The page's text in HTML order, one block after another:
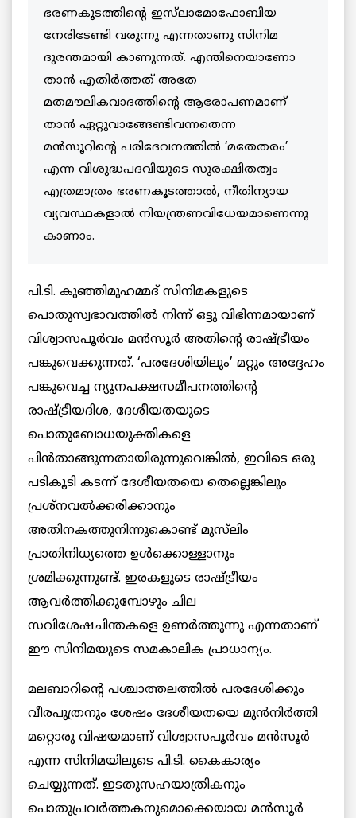
ഭരണകൂടത്തിന്‍റെ ഇസ്‌ലാമോഫോബിയ
നേരിടേണ്ടി വരുന്നു എന്നതാണു സിനിമ
ദുരന്തമായി കാണുന്നത്. എന്തിനെയാണോ
താന്‍ എതിര്‍ത്തത് അതേ
മതമൗലികവാദത്തിന്‍റെ ആരോപണമാണ്
താന്‍ ഏറ്റുവാങ്ങേണ്ടിവന്നതെന്ന
മന്‍സൂറിന്‍റെ പരിദേവനത്തില്‍ ‘മതേതരം’
എന്ന വിശുദ്ധപദവിയുടെ സുരക്ഷിതത്വം
എത്രമാത്രം ഭരണകൂടത്താല്‍, നീതിന്യായ
വ്യവസ്ഥകളാല്‍ നിയന്ത്രണവിധേയമാണെന്നു
കാണാം.
പി.ടി. കുഞ്ഞിമുഹമ്മദ് സിനിമകളുടെ
പൊതുസ്വഭാവത്തിൽ നിന്ന് ഒട്ടു വിഭിന്നമായാണ്
വിശ്വാസപൂർവം മൻസൂർ അതിന്റെ രാഷ്ട്രീയം
പങ്കുവെക്കുന്നത്. ‘പരദേശിയിലും’ മറ്റും അദ്ദേഹം
പങ്കുവെച്ച ന്യൂനപക്ഷസമീപനത്തിന്റെ
രാഷ്ട്രീയദിശ, ദേശീയതയുടെ
പൊതുബോധയുക്തികളെ
പിൻതാങ്ങുന്നതായിരുന്നുവെങ്കിൽ, ഇവിടെ ഒരു
പടികൂടി കടന്ന് ദേശീയതയെ തെല്ലെങ്കിലും
പ്രശ്നവൽക്കരിക്കാനും
അതിനകത്തുനിന്നുകൊണ്ട് മുസ്‌ലിം
പ്രാതിനിധ്യത്തെ ഉൾക്കൊള്ളാനും
ശ്രമിക്കുന്നുണ്ട്. ഇരകളുടെ രാഷ്ട്രീയം
ആവർത്തിക്കുമ്പോഴും ചില
സവിശേഷചിന്തകളെ ഉണർത്തുന്നു എന്നതാണ്
ഈ സിനിമയുടെ സമകാലിക പ്രാധാന്യം.
മലബാറിന്റെ പശ്ചാത്തലത്തിൽ പരദേശിക്കും
വീരപുത്രനും ശേഷം ദേശീയതയെ മുൻനിർത്തി
മറ്റൊരു വിഷയമാണ് വിശ്വാസപൂർവം മൻസൂർ
എന്ന സിനിമയിലൂടെ പി.ടി. കൈകാര്യം
ചെയ്യുന്നത്. ഇടതുസഹയാത്രികനും
പൊതുപ്രവർത്തകനുമൊക്കെയായ മൻസൂർ